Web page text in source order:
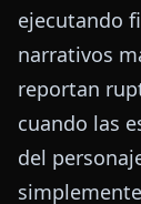
ejecutando
narrativos
reportan
cuando las
del